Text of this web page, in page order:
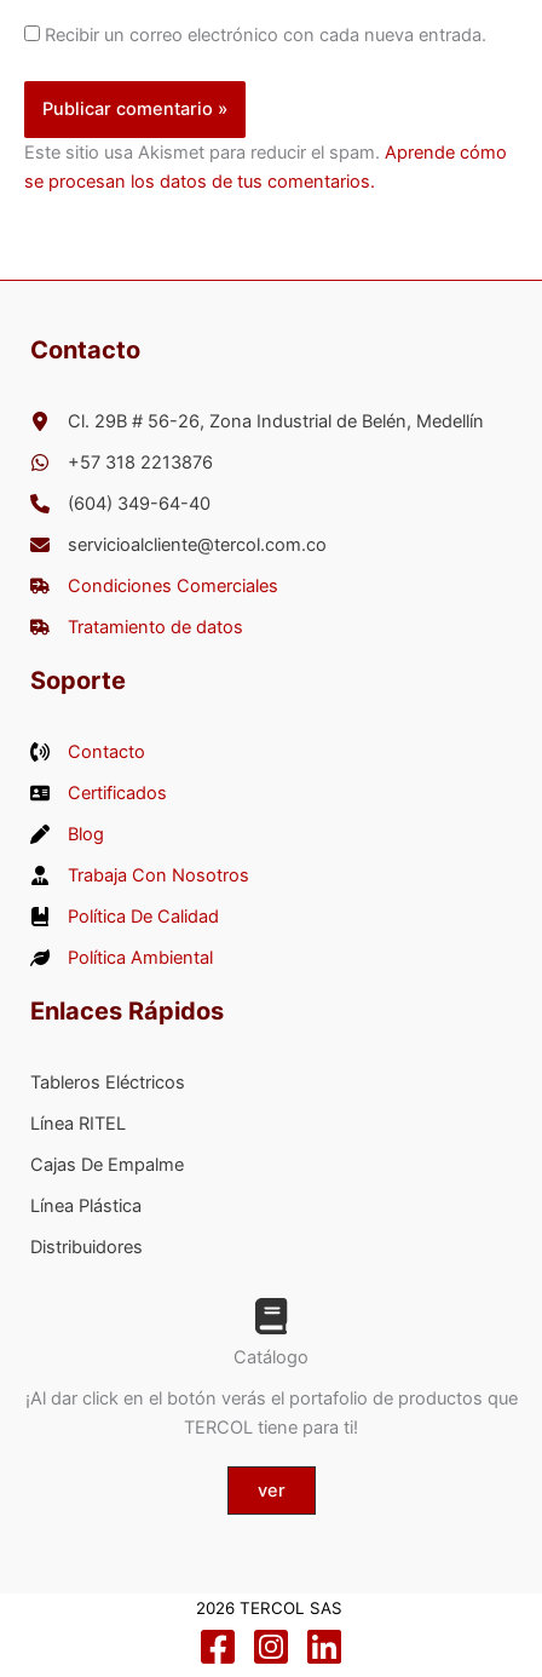
Recibir un correo electrónico con cada nueva entrada.
Este sitio usa Akismet para reducir el spam. Aprende cómo
se procesan los datos de tus comentarios.
Contacto
Cl. 29B # 56-26, Zona Industrial de Belén, Medellín
+57 318 2213876
(604) 349-64-40
servicioalcliente@tercol.com.co
Condiciones Comerciales
Tratamiento de datos
Soporte
Contacto
Certificados
Blog
Trabaja Con Nosotros
Política De Calidad
Política Ambiental
Enlaces Rápidos
Tableros Eléctricos
Línea RITEL
Cajas De Empalme
Línea Plástica
Distribuidores
Catálogo
¡Al dar click en el botón verás el portafolio de productos que
TERCOL tiene para ti!
ver
2026 TERCOL SAS